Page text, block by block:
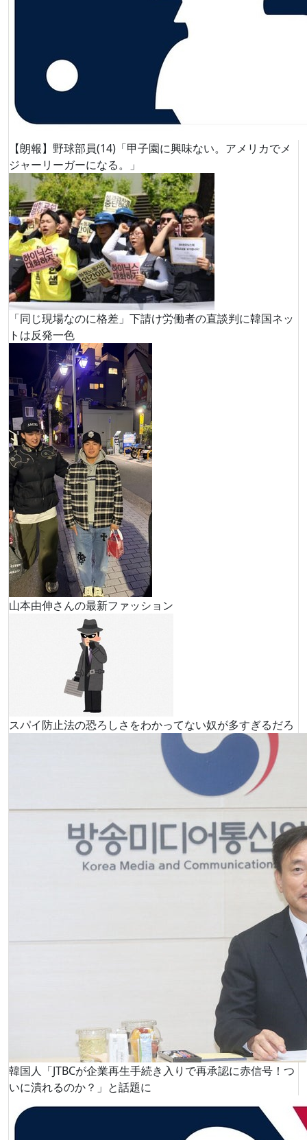
【朗報】野球部員(14)「甲子園に興味ない。アメリカでメ
ジャーリーガーになる。」
「同じ現場なのに格差」下請け労働者の直談判に韓国ネッ
トは反発一色
山本由伸さんの最新ファッション
スパイ防止法の恐ろしさをわかってない奴が多すぎるだろ
韓国人「JTBCが企業再生手続き入りで再承認に赤信号！つ
いに潰れるのか？」と話題に